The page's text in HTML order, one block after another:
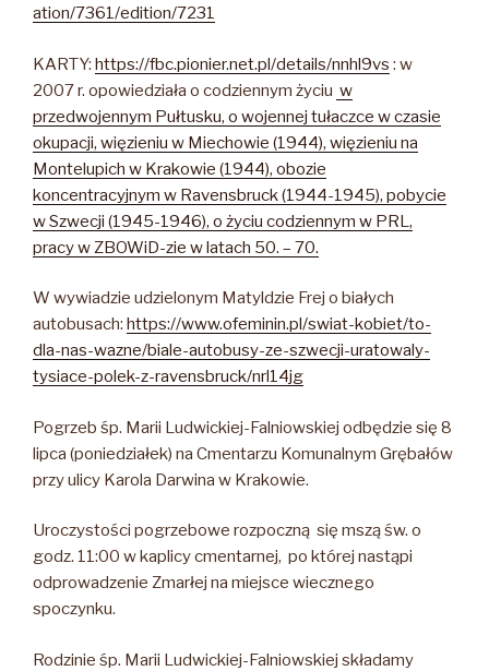
ation/7361/edition/7231
KARTY: https://fbc.pionier.net.pl/details/nnhl9vs : w
2007 r. opowiedziała o codziennym życiu w
przedwojennym Pułtusku, o wojennej tułaczce w czasie
okupacji, więzieniu w Miechowie (1944), więzieniu na
Montelupich w Krakowie (1944), obozie
koncentracyjnym w Ravensbruck (1944-1945), pobycie
w Szwecji (1945-1946), o życiu codziennym w PRL,
pracy w ZBOWiD-zie w latach 50. – 70.
W wywiadzie udzielonym Matyldzie Frej o białych
autobusach: https://www.ofeminin.pl/swiat-kobiet/to-
dla-nas-wazne/biale-autobusy-ze-szwecji-uratowaly-
tysiace-polek-z-ravensbruck/nrl14jg
Pogrzeb śp. Marii Ludwickiej-Falniowskiej odbędzie się 8
lipca (poniedziałek) na Cmentarzu Komunalnym Grębałów
przy ulicy Karola Darwina w Krakowie.
Uroczystości pogrzebowe rozpoczną się mszą św. o
godz. 11:00 w kaplicy cmentarnej, po której nastąpi
odprowadzenie Zmarłej na miejsce wiecznego
spoczynku.
Rodzinie śp. Marii Ludwickiej-Falniowskiej składamy